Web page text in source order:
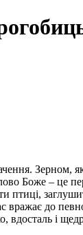
Зерном,
Боже – це
птиці,
до
вдосталь і